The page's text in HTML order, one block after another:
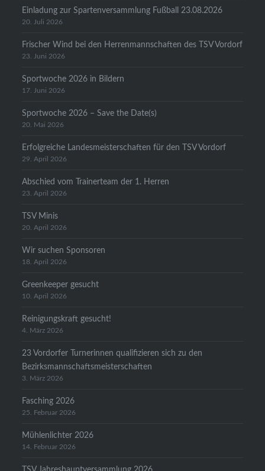
Einladung zur Spartenversammlung Fußball 23.08.2026
20. Juli 2026
Frischer Wind bei den Herrenmannschaften des TSV Vordorf
23. Juni 2026
Sportwoche 2026 in Bildern
17. Juni 2026
Sportwoche 2026 – Save the Date(s)
20. Mai 2026
Erfolgreiche Landesmeisterschaften für den TSV Vordorf
29. April 2026
Abschied vom Trainerteam der 1. Herren
23. April 2026
TSV Minis
20. April 2026
Wir suchen Sponsoren
18. April 2026
Greenkeeper gesucht
10. April 2026
Reinigungskraft gesucht!
4. März 2026
23 Vordorfer Turnerinnen qualifizieren sich zu den
Bezirksmannschaftsmeisterschaften
3. März 2026
Fasching 2026
25. Februar 2026
Mühlenlichter 2026
14. Februar 2026